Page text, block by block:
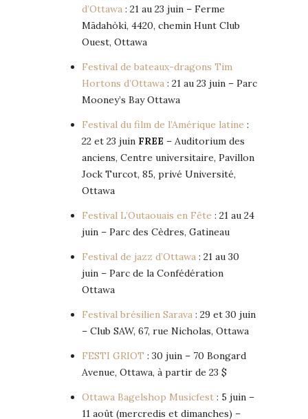
d’Ottawa : 21 au 23 juin – Ferme
Mādahòkì, 4420, chemin Hunt Club
Ouest, Ottawa
Festival de bateaux-dragons Tim
Hortons d’Ottawa : 21 au 23 juin – Parc
Mooney’s Bay Ottawa
Festival du film de l’Amérique latine :
22 et 23 juin FREE – Auditorium des
anciens, Centre universitaire, Pavillon
Jock Turcot, 85, privé Université,
Ottawa
Festival L’Outaouais en Fête : 21 au 24
juin – Parc des Cèdres, Gatineau
Festival de jazz d’Ottawa : 21 au 30
juin – Parc de la Confédération
Ottawa
Festival brésilien Sarava : 29 et 30 juin
– Club SAW, 67, rue Nicholas, Ottawa
FESTI GRIOT : 30 juin – 70 Bongard
Avenue, Ottawa, à partir de 23 $
Ottawa Bagelshop Musicfest : 5 juin –
11 août (mercredis et dimanches) –